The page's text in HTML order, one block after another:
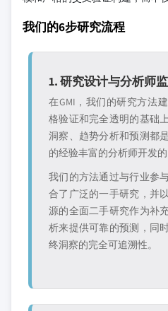
我们的6步研究流程
1. 研究设计与分析师
在GMI，我们的研究方法
格验证和完全透明的基础
洞察、趋势分析和预测都
的经验丰富的分析师开发的
我们的方法通过与行业参
合了广泛的一手研究，并
源的全面二手研究作为补
析来提供可靠的预测，同
终洞察的完全可追溯性。